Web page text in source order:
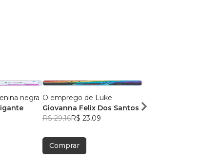
negra O emprego de Luke
Giovanna Felix Dos Santos
R$ 29,16R$ 23,09
Comprar
3430
Breno Monteiro